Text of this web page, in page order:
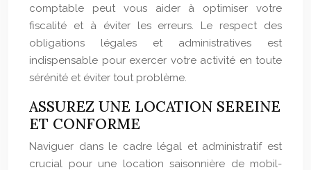
comptable peut vous aider à optimiser votre
fiscalité et à éviter les erreurs. Le respect des
obligations légales et administratives est
indispensable pour exercer votre activité en toute
sérénité et éviter tout problème.
ASSUREZ UNE LOCATION SEREINE
ET CONFORME
Naviguer dans le cadre légal et administratif est
crucial pour une location saisonnière de mobil-